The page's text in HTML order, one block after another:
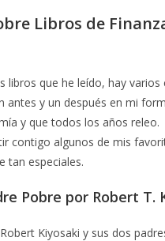
Libros de
libros que he leído, hay varios
antes y un después en mi
y que todos los años releo.
contigo algunos de mis
tan especiales.
Pobre por Robert T.
Kiyosaki y sus dos